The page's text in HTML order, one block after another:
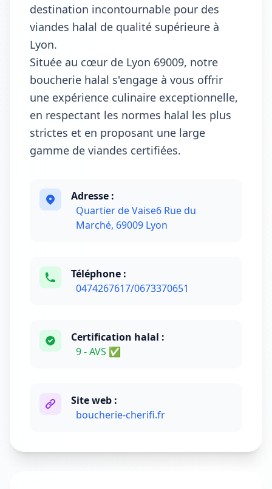
destination incontournable pour des
viandes halal de qualité supérieure à
Lyon.
Située au cœur de Lyon 69009, notre
boucherie halal s'engage à vous offrir
une expérience culinaire exceptionnelle,
en respectant les normes halal les plus
strictes et en proposant une large
gamme de viandes certifiées.
Adresse :
Quartier de Vaise6 Rue du
Marché, 69009 Lyon
Téléphone :
0474267617/0673370651
Certification halal :
9 - AVS ✅
Site web :
boucherie-cherifi.fr